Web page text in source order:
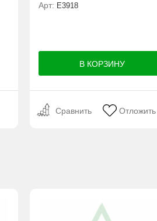
Арт: E3918
Сравнить Отложить